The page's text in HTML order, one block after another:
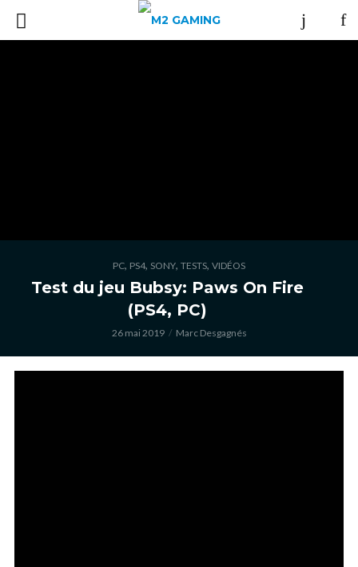
PC, PS4, SONY, TESTS, VIDÉOS
Test du jeu Bubsy: Paws On Fire
(PS4, PC)
26 mai 2019 Marc Desgagnés